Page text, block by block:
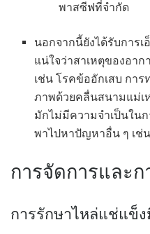
พาสซีฟที่จำกัด
นอกจากนี้ยังได้รับการเ
แน่ใจว่าสาเหตุของอา
เช่น โรคข้ออักเสบ กา
ภาพด้วยคลื่นสนามแม่เ
มักไม่มีความจำเป็นใน
พาไปหาปัญหาอื่น ๆ เช่
การจัดการและก
การรักษาไหล่แช่แข็ง